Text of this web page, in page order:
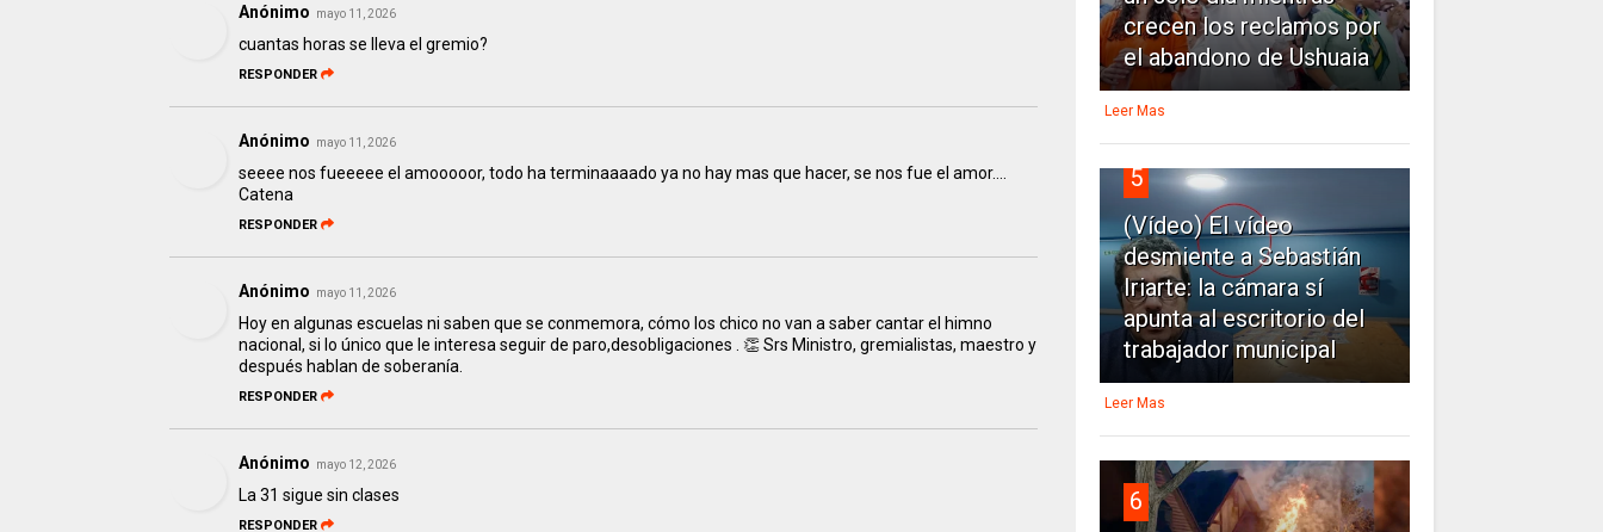
Anónimo mayo 11, 2026
cuantas horas se lleva el gremio?
RESPONDER
Anónimo mayo 11, 2026
seeee nos fueeeee el amooooor, todo ha terminaaaado ya no hay mas que hacer, se nos fue el amor....
Catena
RESPONDER
Anónimo mayo 11, 2026
Hoy en algunas escuelas ni saben que se conmemora, cómo los chico no van a saber cantar el himno
nacional, si lo único que le interesa seguir de paro,desobligaciones . 👏 Srs Ministro, gremialistas, maestro y
después hablan de soberanía.
RESPONDER
Anónimo mayo 12, 2026
La 31 sigue sin clases
RESPONDER
crecen los reclamos por
el abandono de Ushuaia
Leer Mas
5
(Vídeo) El vídeo
desmiente a Sebastián
Iriarte: la cámara sí
apunta al escritorio del
trabajador municipal
Leer Mas
6